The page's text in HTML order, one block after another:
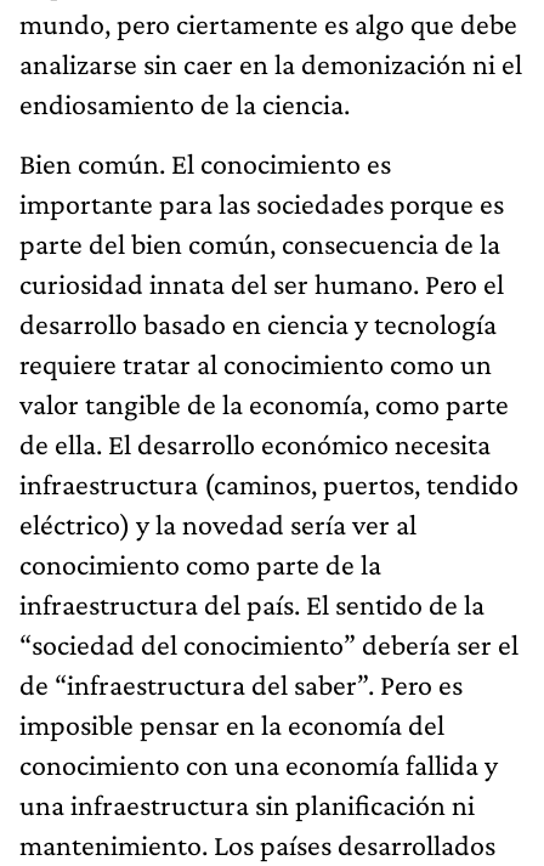
mundo, pero ciertamente es algo que debe
analizarse sin caer en la demonización ni el
endiosamiento de la ciencia.
Bien común. El conocimiento es
importante para las sociedades porque es
parte del bien común, consecuencia de la
curiosidad innata del ser humano. Pero el
desarrollo basado en ciencia y tecnología
requiere tratar al conocimiento como un
valor tangible de la economía, como parte
de ella. El desarrollo económico necesita
infraestructura (caminos, puertos, tendido
eléctrico) y la novedad sería ver al
conocimiento como parte de la
infraestructura del país. El sentido de la
“sociedad del conocimiento” debería ser el
de “infraestructura del saber”. Pero es
imposible pensar en la economía del
conocimiento con una economía fallida y
una infraestructura sin planificación ni
mantenimiento. Los países desarrollados